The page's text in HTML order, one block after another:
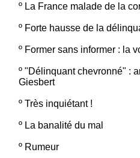
º La France malade de la
º Forte hausse de la
º Former sans informer : la
º "Délinquant chevronné" :
Giesbert
º Très inquiétant !
º La banalité du mal
º Rumeur